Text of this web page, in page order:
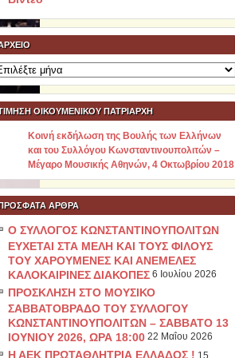
ΟΙΚΟΥΜΕΝΙΚΟΥ ΠΑΤΡΙΑΡΧΗ
Κοινή εκδήλωση της Βουλής των Ελλήνων
και του Συλλόγου Κωνσταντινουπολιτών –
Μέγαρο Μουσικής Αθηνών, 4 Οκτωβρίου 2018
ΆΡΘΡΑ
Ο ΣΥΛΛΟΓΟΣ ΚΩΝΣΤΑΝΤΙΝΟΥΠΟΛΙΤΩΝ
ΕΥΧΕΤΑΙ ΣΤΑ ΜΕΛΗ ΚΑΙ ΤΟΥΣ ΦΙΛΟΥΣ
ΤΟΥ ΧΑΡΟΥΜΕΝΕΣ ΚΑΙ ΑΝΕΜΕΛΕΣ
ΚΑΛΟΚΑΙΡΙΝΕΣ ΔΙΑΚΟΠΕΣ 6 Ιουλίου 2026
ΠΡΟΣΚΛΗΣΗ ΣΤΟ ΜΟΥΣΙΚΟ
ΣΑΒΒΑΤΟΒΡΑΔΟ ΤΟΥ ΣΥΛΛΟΓΟΥ
ΚΩΝΣΤΑΝΤΙΝΟΥΠΟΛΙΤΩΝ – ΣΑΒΒΑΤΟ 13
ΙΟΥΝΙΟΥ 2026, ΩΡΑ 18:00 22 Μαΐου 2026
Η ΑΕΚ ΠΡΩΤΑΘΛΗΤΡΙΑ ΕΛΛΑΔΟΣ !